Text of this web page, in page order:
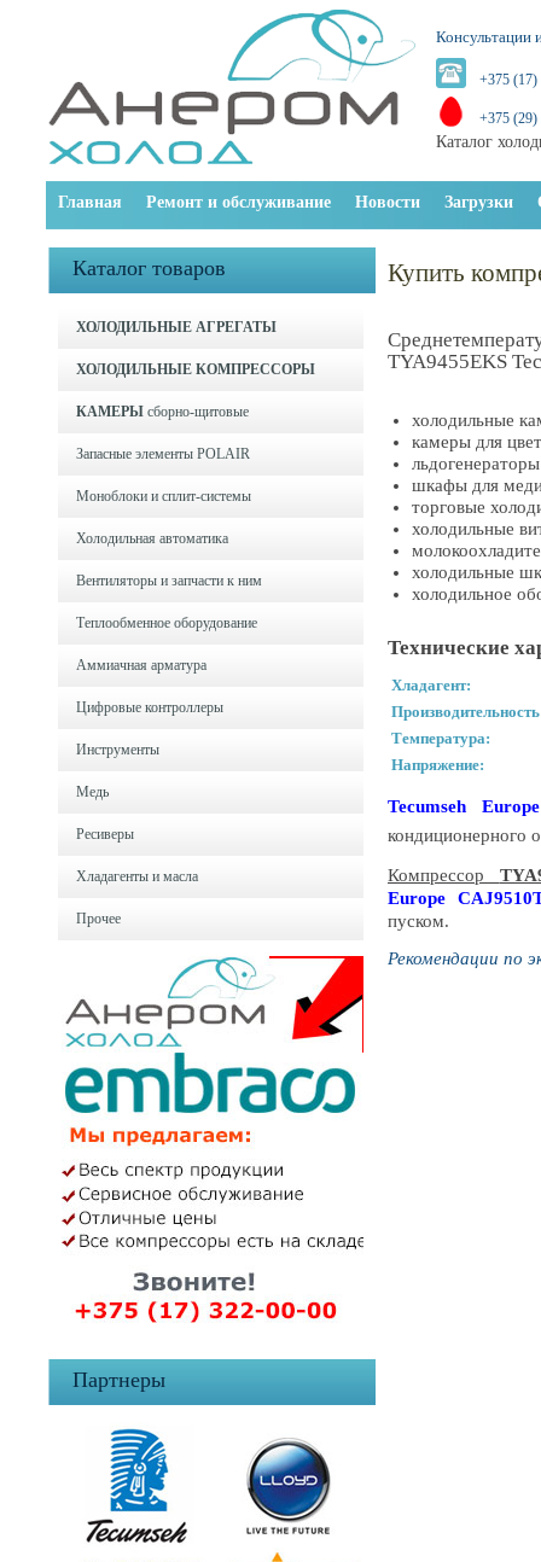
Консультации
+375 (17)
+375 (29)
Каталог
Главная Ремонт и обслуживание Новости Загрузки
Каталог товаров
ХОЛОДИЛЬНЫЕ АГРЕГАТЫ
ХОЛОДИЛЬНЫЕ КОМПРЕССОРЫ
КАМЕРЫ сборно-щитовые
Запасные элементы POLAIR
Моноблоки и cплит-системы
Холодильная автоматика
Вентиляторы и запчасти к ним
Теплообменное оборудование
Аммиачная арматура
Цифровые контроллеры
Инструменты
Медь
Ресиверы
Хладагенты и масла
Прочее
Партнеры
Купить
TYA9455EKS
холодильные
камеры для
льдогенераторы
шкафы для
торговые
холодильные
холодильные
холодильное
Технические
Хладагент:
Температура:
Напряжение:
Tecumseh Europe
кондиционерного
Компрессор
Europe
пуском.
Рекомендации по